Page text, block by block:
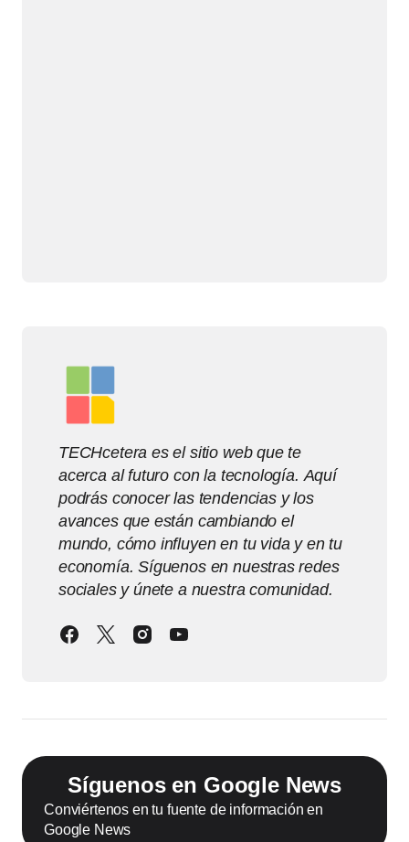
TECHcetera es el sitio web que te
acerca al futuro con la tecnología. Aquí
podrás conocer las tendencias y los
avances que están cambiando el
mundo, cómo influyen en tu vida y en tu
economía. Síguenos en nuestras redes
sociales y únete a nuestra comunidad.
Síguenos en Google News
Conviértenos en tu fuente de información en
Google News